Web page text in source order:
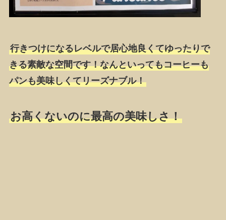
行きつけになるレベルで居心地良くてゆったりで
きる素敵な空間です！なんといってもコーヒーも
パンも美味しくてリーズナブル！
お高くないのに最高の美味しさ！